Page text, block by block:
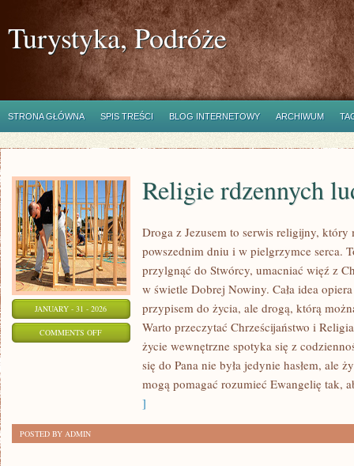
Turystyka, Podróże
STRONA GŁÓWNA SPIS TREŚCI BLOG INTERNETOWY ARCHIWUM
JANUARY - 31 - 2026
COMMENTS OFFON
RDZENNYCH
Religie rdzennych
Droga z Jezusem to serwis religijny,
powszednim dniu i w pielgrzymce serca.
przylgnąć do Stwórcy, umacniać więź z
w świetle Dobrej Nowiny. Cała idea
przypisem do życia, ale drogą, którą
Warto przeczytać Chrześcijaństwo i
życie wewnętrzne spotyka się z
się do Pana nie była jedynie hasłem, ale
mogą pomagać rozumieć Ewangelię tak,
]
POSTED BY ADMIN